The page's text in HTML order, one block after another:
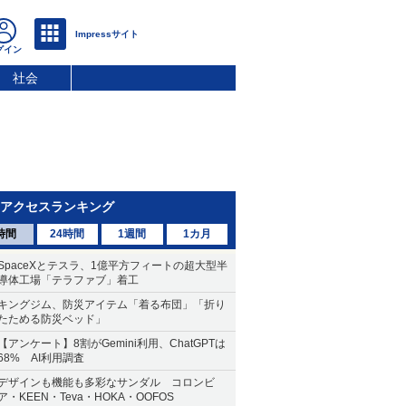
社会
アクセスランキング
間 24時間 1週間 1カ月
とテスラ、1億平方フィートの超大型半
体工場「テラファブ」着工
ングジム、防災アイテム「着る布団」「折り
ためる防災ベッド」
アンケート】8割がGemini利用、ChatGPTは
AI利用調査
ザインも機能も多彩なサンダル コロンビ
・KEEN・Teva・HOKA・OOFOS